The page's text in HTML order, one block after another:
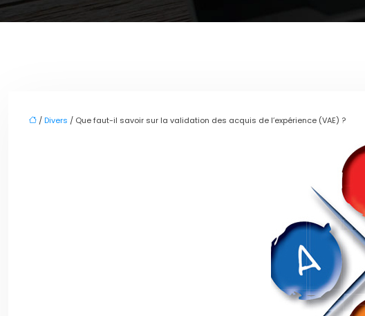
/Divers / Que faut-il savoir sur la validation des acquis de l’expérience (VAE) ?